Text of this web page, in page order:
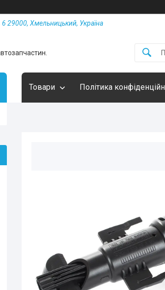
29000, Хмельницький, Україна
Товари Політика